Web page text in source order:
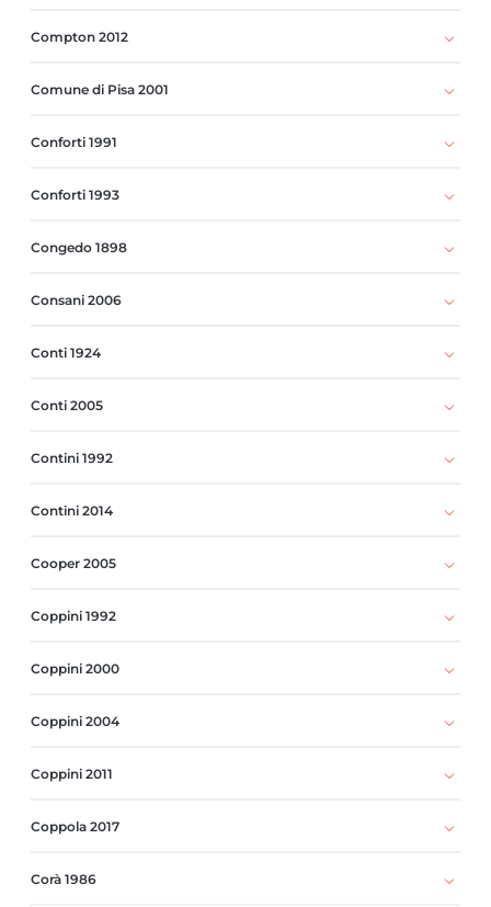
Compton 2012
Comune di Pisa 2001
Conforti 1991
Conforti 1993
Congedo 1898
Consani 2006
Conti 1924
Conti 2005
Contini 1992
Contini 2014
Cooper 2005
Coppini 1992
Coppini 2000
Coppini 2004
Coppini 2011
Coppola 2017
Corà 1986